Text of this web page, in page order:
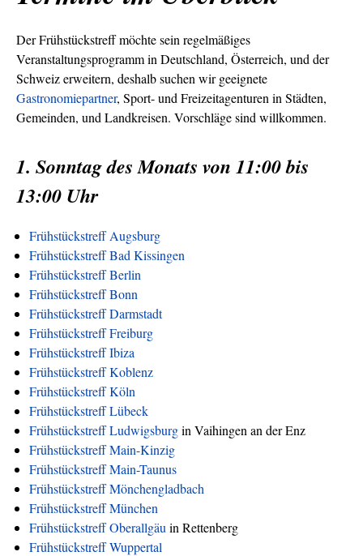
Der Frühstückstreff möchte sein regelmäßiges
Veranstaltungsprogramm in Deutschland, Österreich, und der
Schweiz erweitern, deshalb suchen wir geeignete
Gastronomiepartner, Sport- und Freizeitagenturen in Städten,
Gemeinden, und Landkreisen. Vorschläge sind willkommen.
1. Sonntag des Monats von 11:00 bis
13:00 Uhr
Frühstückstreff Augsburg
Frühstückstreff Bad Kissingen
Frühstückstreff Berlin
Frühstückstreff Bonn
Frühstückstreff Darmstadt
Frühstückstreff Freiburg
Frühstückstreff Ibiza
Frühstückstreff Koblenz
Frühstückstreff Köln
Frühstückstreff Lübeck
Frühstückstreff Ludwigsburgin Vaihingen an der Enz
Frühstückstreff Main-Kinzig
Frühstückstreff Main-Taunus
Frühstückstreff Mönchengladbach
Frühstückstreff München
Frühstückstreff Oberallgäu in Rettenberg
Frühstückstreff Wuppertal